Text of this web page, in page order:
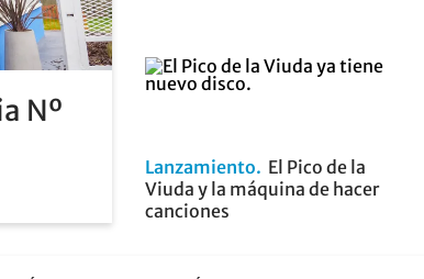
Nº
Lanzamiento
El Pico de la
Viuda y la máquina de hacer
canciones